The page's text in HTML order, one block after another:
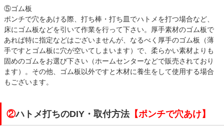
⑤ゴム板
ポンチで穴をあける際、打ち棒・打ち皿でハトメを打つ場合など、
床にゴム板などを引いて作業を行って下さい。厚手素材のゴム板で
あれば特に指定などはございませんが、なるべく厚手のゴム板（薄
手ですとゴム板に穴が空いてしまいます）で、柔らかい素材よりも
固めのゴムをお選び下さい（ホームセンターなどで販売されており
ます）。その他、ゴム板以外ですと木材に養生をして使用する場合
もございます。
②ハトメ打ちのDIY・取付方法【ポンチで穴あけ】